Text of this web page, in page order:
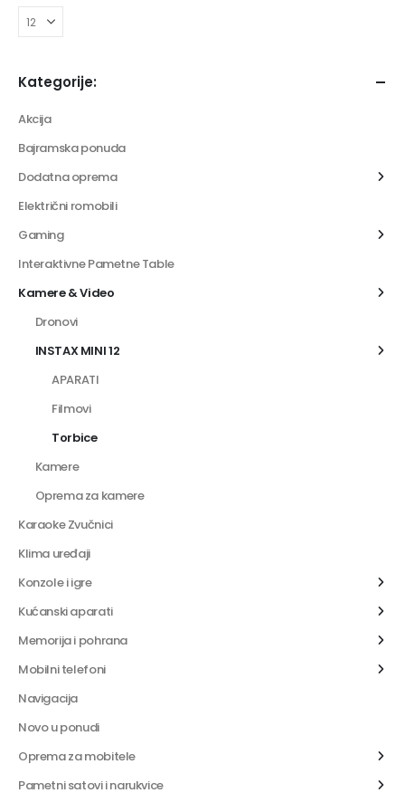
Kategorije:
Akcija
Bajramska ponuda
Dodatna oprema
Električni romobili
Gaming
Interaktivne Pametne Table
Kamere & Video
Dronovi
INSTAX MINI 12
APARATI
Filmovi
Torbice
Kamere
Oprema za kamere
Karaoke Zvučnici
Klima uređaji
Konzole i igre
Kućanski aparati
Memorija i pohrana
Mobilni telefoni
Navigacija
Novo u ponudi
Oprema za mobitele
Pametni satovi i narukvice